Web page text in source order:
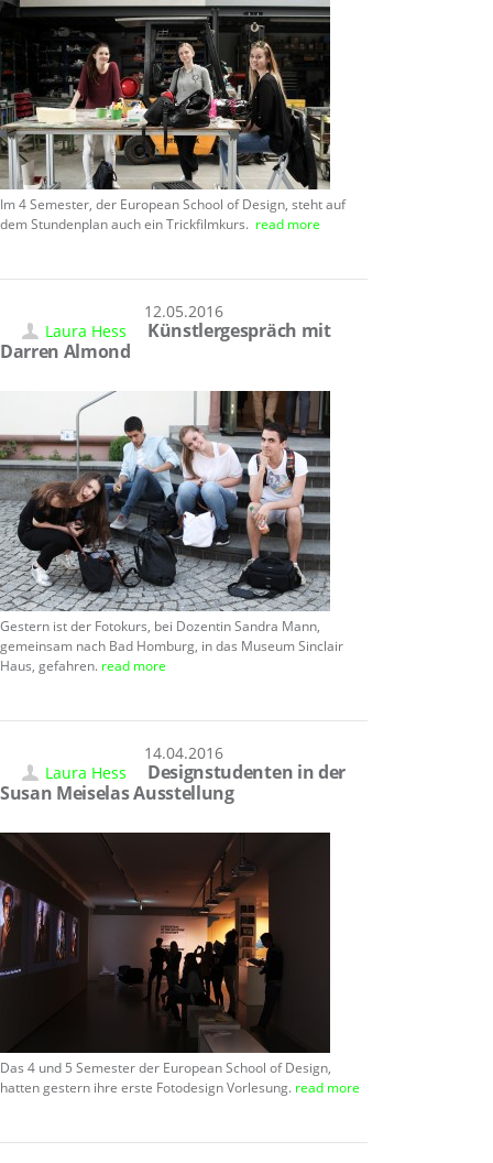
Im 4 Semester, der European School of Design, steht auf
dem Stundenplan auch ein Trickfilmkurs. read more
12.05.2016
Laura Hess
Künstlergespräch mit
Darren Almond
Gestern ist der Fotokurs, bei Dozentin Sandra Mann,
gemeinsam nach Bad Homburg, in das Museum Sinclair
Haus, gefahren. read more
14.04.2016
Laura Hess
Designstudenten in der
Susan Meiselas Ausstellung
Das 4 und 5 Semester der European School of Design,
hatten gestern ihre erste Fotodesign Vorlesung. read more